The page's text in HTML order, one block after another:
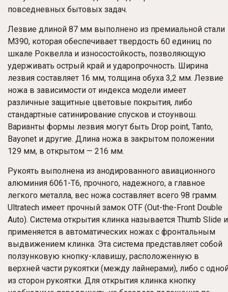
повседневных бытовых задач.
Лезвие длиной 87 мм выполнено из премиальной стали
M390, которая обеспечивает твердость 60 единиц по
шкале Роквелла и износостойкость, позволяющую
удерживать острый край и ударопрочность. Ширина
лезвия составляет 16 мм, толщина обуха 3,2 мм. Лезвие
ножа в зависимости от индекса модели имеет
различные защитные цветовые покрытия, либо
стандартные сатинирование спусков и стоунвош.
Варианты формы лезвия могут быть Drop point, Tanto,
Bayonet и другие. Длина ножа в закрытом положении
129 мм, в открытом — 216 мм.
Рукоять выполнена из анодированного авиационного
алюминия 6061-T6, прочного, надежного, а главное
легкого металла, вес ножа составляет всего 98 грамм.
Ultratech имеет прочный замок OTF (Out-the-Front Double
Auto). Система открытия клинка называется Thumb Slide и
применяется в автоматических ножах с фронтальным
выдвижением клинка. Эта система представляет собой
ползунковую кнопку-клавишу, расположенную в
верхней части рукоятки (между лайнерами), либо с
из сторон рукоятки. Для открытия клинка кнопку